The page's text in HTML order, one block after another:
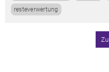
resteverwertung